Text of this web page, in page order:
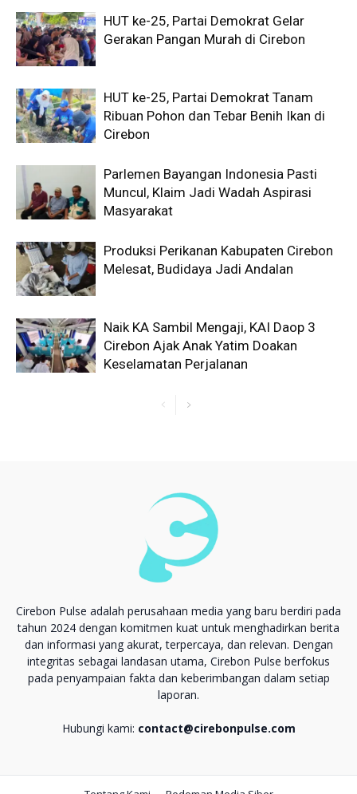
HUT ke-25, Partai Demokrat Gelar
Gerakan Pangan Murah di Cirebon
HUT ke-25, Partai Demokrat Tanam
Ribuan Pohon dan Tebar Benih Ikan di
Cirebon
Parlemen Bayangan Indonesia Pasti
Muncul, Klaim Jadi Wadah Aspirasi
Masyarakat
Produksi Perikanan Kabupaten Cirebon
Melesat, Budidaya Jadi Andalan
Naik KA Sambil Mengaji, KAI Daop 3
Cirebon Ajak Anak Yatim Doakan
Keselamatan Perjalanan
Cirebon Pulse adalah perusahaan media yang baru berdiri pada
tahun 2024 dengan komitmen kuat untuk menghadirkan berita
dan informasi yang akurat, terpercaya, dan relevan. Dengan
integritas sebagai landasan utama, Cirebon Pulse berfokus
pada penyampaian fakta dan keberimbangan dalam setiap
laporan.
Hubungi kami: contact@cirebonpulse.com